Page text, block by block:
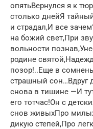
опятьВернулся я к
столько днейЯ
и страдал,И все
на божий свет,При
вольности
родине
позор!..Еще в
страшный сон…Вдруг
снова в тишине —И
его тотчас!Он с
снов живыхПро
дикую степей,Про